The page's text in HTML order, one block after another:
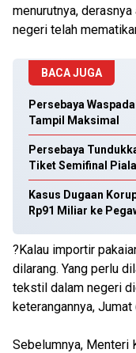
menurutnya,
negeri telah
BACA JUGA
Persebaya
Tampil Maksimal
Persebaya
Tiket Semifinal
Kasus Dugaan
Rp91 Miliar ke
?Kalau importir
dilarang. Yang perlu
tekstil dalam negeri
keterangannya,
Sebelumnya, Menteri